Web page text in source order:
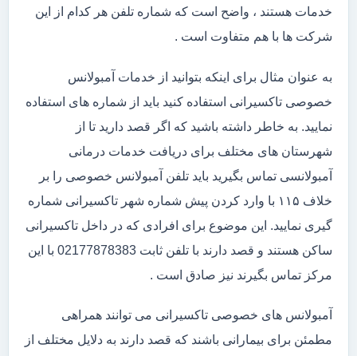
خدمات هستند ، واضح است که شماره تلفن هر کدام از این
شرکت ها با هم متفاوت است .
به عنوان مثال برای اینکه بتوانید از خدمات آمبولانس
خصوصی تاکسیرانی استفاده کنید باید از شماره های استفاده
نمایید. به خاطر داشته باشید که اگر قصد دارید تا از
شهرستان های مختلف برای دریافت خدمات درمانی
آمبولانسی تماس بگیرید باید تلفن آمبولانس خصوصی را بر
خلاف ۱۱۵ با وارد کردن پیش شماره شهر تاکسیرانی شماره
گیری نمایید. این موضوع برای افرادی که در داخل تاکسیرانی
ساکن هستند و قصد دارند با تلفن ثابت 02177878383 با این
مرکز تماس بگیرند نیز صادق است .
آمبولانس های خصوصی تاکسیرانی می توانند همراهی
مطمئن برای بیمارانی باشند که قصد دارند به دلایل مختلف از